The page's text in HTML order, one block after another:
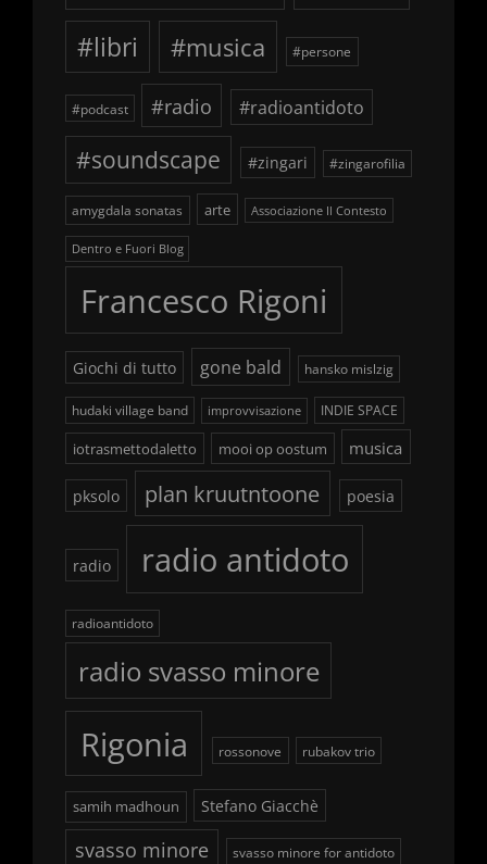
#libri
#musica #persone
#podcast #radio #radioantidoto
#soundscape #zingari #zingarofilia
amygdala sonatas arte Associazione Il Contesto
Dentro e Fuori Blog
Francesco Rigoni
Giochi di tutto gone bald hansko mislzig
hudaki village band improvvisazione INDIE SPACE
iotrasmettodaletto mooi op oostum musica
pksolo plan kruutntoone poesia
radio radio antidoto
radioantidoto
radio svasso minore
Rigonia rossonove rubakov trio
samih madhoun Stefano Giacchè
svasso minore svasso minore for antidoto